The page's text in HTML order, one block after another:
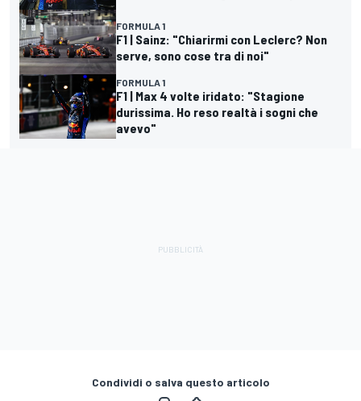
FORMULA 1
F1 | Sainz: "Chiarirmi con Leclerc? Non
serve, sono cose tra di noi"
FORMULA 1
F1 | Max 4 volte iridato: "Stagione
durissima. Ho reso realtà i sogni che
avevo"
Condividi o salva questo articolo